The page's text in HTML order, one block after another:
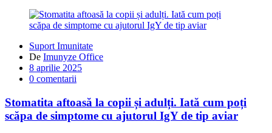
Suport Imunitate
De Imunyze Office
Postat
pe
8 aprilie 2025
0 comentarii
Stomatita aftoasă la copii și adulți. Iată cum poți
scăpa de simptome cu ajutorul IgY de tip aviar